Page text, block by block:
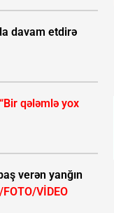
davam etdirə
“Bir qələmlə yox
verən yanğın
VİDEO